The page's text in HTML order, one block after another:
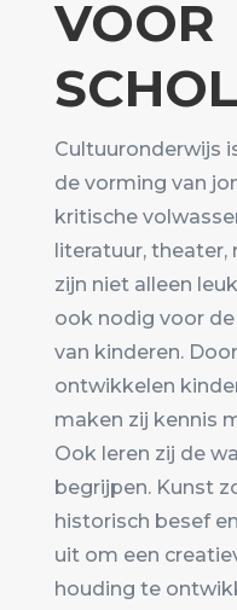
VOOR
Cultuuronderwijs
de vorming van
kritische
literatuur,
zijn niet alleen
ook nodig voor
van kinderen.
ontwikkelen
maken zij kennis
Ook leren zij de
begrijpen. Kunst
historisch besef
uit om een
houding te